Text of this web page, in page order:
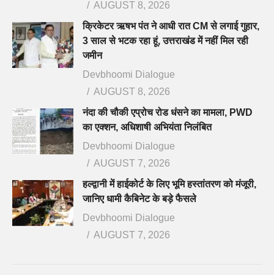
AUGUST 8, 2026
क्रिकेटर ऋषभ पंत ने आधी रात CM से लगाई गुहार,
3 साल से भटक रहा हूं, उत्तराखंड में नहीं मिल रही
जमीन
Devbhoomi Dialogue
AUGUST 8, 2026
नंदा की चौकी एप्रोच रोड धंसने का मामला, PWD
का एक्शन, अधिशाषी अभियंता निलंबित
Devbhoomi Dialogue
AUGUST 7, 2026
हल्द्वानी में हाईकोर्ट के लिए भूमि हस्तांतरण को मंजूरी,
जानिए धामी कैबिनेट के बड़े फैसले
Devbhoomi Dialogue
AUGUST 7, 2026